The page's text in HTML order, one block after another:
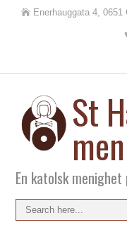
Enerhauggata 4, 0651
St
En katolsk menighet